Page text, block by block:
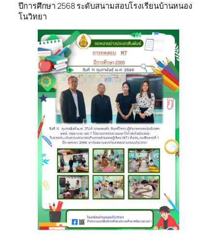
ปีการศึกษา 2568 ระดับสนามสอบโรงเรียนบ้านหนอง
โนวิทยา